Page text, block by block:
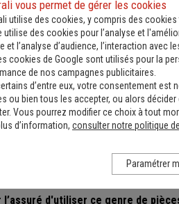
à démonter les pièces mécaniques
en circulation.
démarré et soumis à diverses
le moteur est remis en état.
elles certifiées et conditionnées
méticuleux ! Les pièces subissent
en amont, puis un contrôle après la
garanties deux ans et doivent être
pour la traçabilité, les pièces
sceau qualité GPA
. Chaque
les informations du véhicule.
d'utiliser ce genre de
vous permet de gérer les cookies
utilise des cookies, y compris des cookies
utilise des cookies pour l’analyse et
et l’analyse d’audience, l’interaction avec
cookies de Google sont utilisés pour la
de nos campagnes publicitaires.
d’entre eux, votre consentement est
ou bien tous les accepter, ou alors
Vous pourrez modifier ce choix à tout
d’information, consulter notre politique
Paramétrer